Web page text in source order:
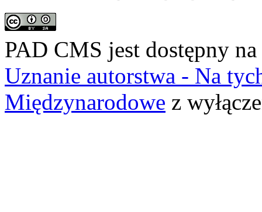
PAD CMS jest dostępny na
Uznanie autorstwa - Na
Międzynarodowe z